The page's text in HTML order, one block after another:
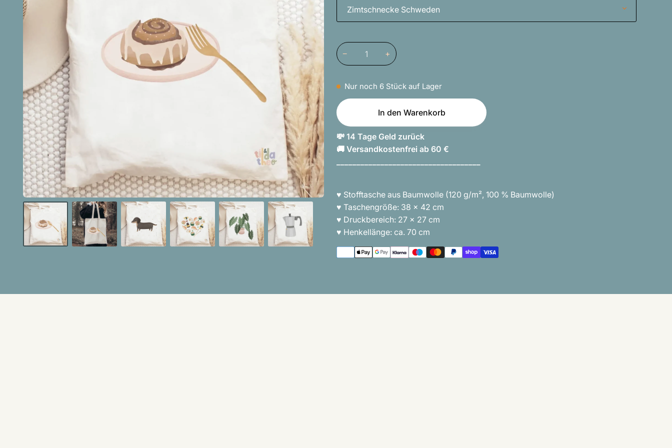
Zimtschnecke Schweden
− +
Nur noch 6 Stück auf Lager
In den Warenkorb
💸 14 Tage Geld zurück
🚚 Versandkostenfrei ab 60 €
♥︎ Stofftasche aus Baumwolle (120 g/m², 100 % Baumwolle)
♥︎ Taschengröße: 38 x 42 cm
♥︎ Druckbereich: 27 x 27 cm
♥︎ Henkellänge: ca. 70 cm